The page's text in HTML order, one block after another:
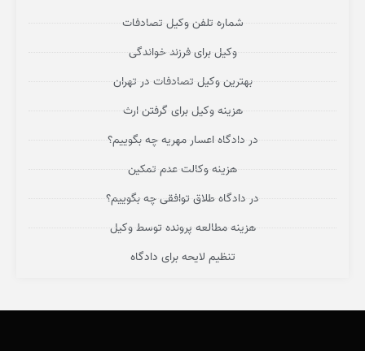
شماره تلفن وکیل تصادفات
وکیل برای فرزند خواندگی
بهترین وکیل تصادفات در تهران
هزینه وکیل برای گرفتن ارث
در دادگاه اعسار مهریه چه بگوییم؟
هزینه وکالت عدم تمکین
در دادگاه طلاق توافقی چه بگوییم؟
هزینه مطالعه پرونده توسط وکیل
تنظیم لایحه برای دادگاه